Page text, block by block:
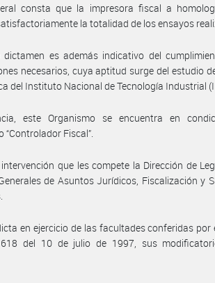
consta que la impresora fiscal a
la totalidad de los ensayos
dictamen es además indicativo del
necesarios, cuya aptitud surge del estudio
del Instituto Nacional de Tecnología Industrial
este Organismo se encuentra en
Fiscal”.
que les compete la Dirección de
de Asuntos Jurídicos, Fiscalización y
en ejercicio de las facultades conferidas por
618 del 10 de julio de 1997, sus